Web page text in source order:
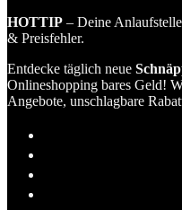
HOTTIP – Deine
& Preisfehler.
Entdecke täglich neue
Onlineshopping bares Geld!
Angebote, unschlagbare